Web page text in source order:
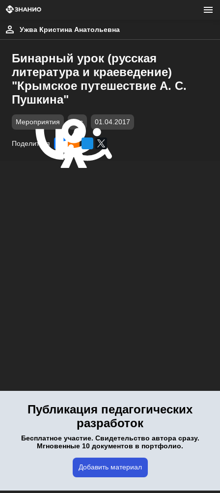
Ужва Кристина Анатольевна
Бинарный урок (русская
литература и краеведение)
"Крымское путешествие А. С.
Пушкина"
Мероприятия doc 01.04.2017
Поделиться
Публикация педагогических
разработок
Бесплатное участие. Свидетельство автора сразу.
Мгновенные 10 документов в портфолио.
Добавить материал